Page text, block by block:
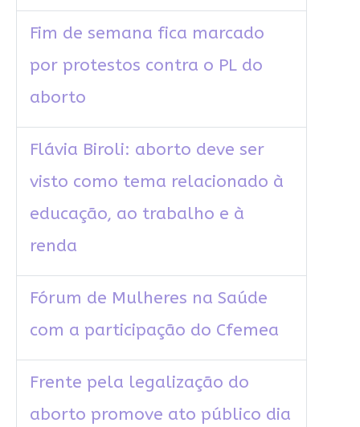
Fim de semana fica marcado
por protestos contra o PL do
aborto
Flávia Biroli: aborto deve ser
visto como tema relacionado à
educação, ao trabalho e à
renda
Fórum de Mulheres na Saúde
com a participação do Cfemea
Frente pela legalização do
aborto promove ato público dia